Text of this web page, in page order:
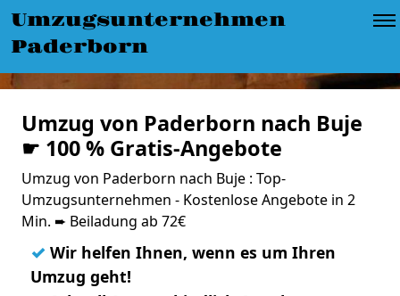
Umzugsunternehmen
Paderborn
Umzug von Paderborn nach Buje
☛ 100 % Gratis-Angebote
Umzug von Paderborn nach Buje : Top-
Umzugsunternehmen - Kostenlose Angebote in 2
Min. ➨ Beiladung ab 72€
✓ Wir helfen Ihnen, wenn es um Ihren
Umzug geht!